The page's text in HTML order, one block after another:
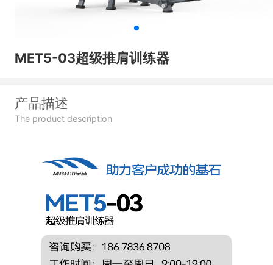
MET5-03超级推肩训练器
产品描述
The product description